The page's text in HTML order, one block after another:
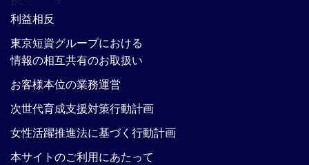
利益相反
東京短資グループにおける
情報の相互共有のお取扱い
お客様本位の業務運営
次世代育成支援対策行動計画
女性活躍推進法に基づく行動計画
本サイトのご利用にあたって